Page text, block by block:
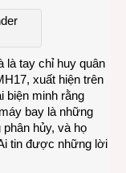
là tay chỉ huy quân
xuất hiện trên
biện minh rằng
bay là những
hủy, và họ
tin được những lời